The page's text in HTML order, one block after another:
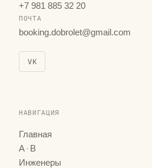
+7 981 885 32 20
ПОЧТА
booking.dobrolet@gmail.com
VK
НАВИГАЦИЯ
Главная
A · B
Инженеры